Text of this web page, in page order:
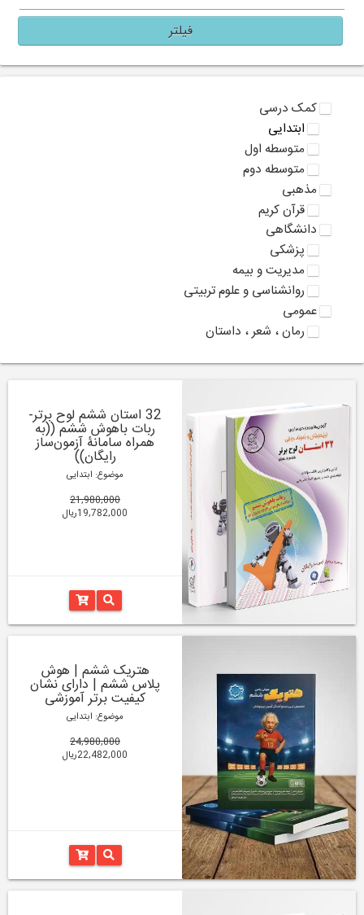
فیلتر
کمک درسی
ابتدایی
متوسطه اول
متوسطه دوم
مذهبی
قرآن کریم
دانشگاهی
پزشکی
مدیریت و بیمه
روانشناسی و علوم تربیتی
عمومی
رمان ، شعر ، داستان
32 استان ششم لوح برتر-
ربات باهوش ششم ((به
همراه سامانۀ آزمون‌ساز
رایگان))
موضوع: ابتدایی
21,980,000
19,782,000ریال
هتریک ششم | هوش
پلاس ششم | دارای نشان
کیفیت برتر آموزشی
موضوع: ابتدایی
24,980,000
22,482,000ریال